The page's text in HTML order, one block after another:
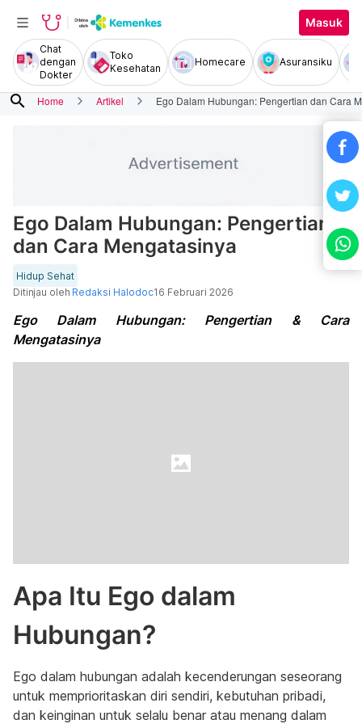
Masuk
Chat
dengan
Dokter
Toko
Kesehatan
Homecare Asuransiku
search Home Artikel Ego Dalam Hubungan: Pengertian dan Cara
Ego Dalam Hubungan: Pengertian
dan Cara Mengatasinya
Hidup Sehat
Ditinjau oleh Redaksi Halodoc16 Februari 2026
Ego Dalam Hubungan: Pengertian & Cara
Mengatasinya
Apa Itu Ego dalam
Hubungan?
Ego dalam hubungan adalah kecenderungan seseorang
untuk memprioritaskan diri sendiri, kebutuhan pribadi,
dan keinginan untuk selalu benar atau menang dalam